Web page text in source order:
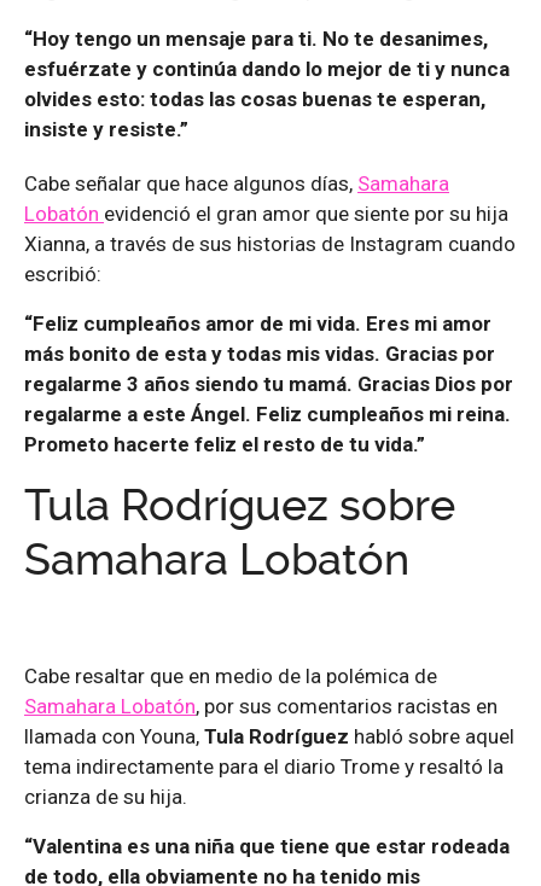
“Hoy tengo un mensaje para ti. No te desanimes,
esfuérzate y continúa dando lo mejor de ti y nunca
olvides esto: todas las cosas buenas te esperan,
insiste y resiste.”
Cabe señalar que hace algunos días, Samahara
Lobatón evidenció el gran amor que siente por su hija
Xianna, a través de sus historias de Instagram cuando
escribió:
“Feliz cumpleaños amor de mi vida. Eres mi amor
más bonito de esta y todas mis vidas. Gracias por
regalarme 3 años siendo tu mamá. Gracias Dios por
regalarme a este Ángel. Feliz cumpleaños mi reina.
Prometo hacerte feliz el resto de tu vida.”
Tula Rodríguez sobre
Samahara Lobatón
Cabe resaltar que en medio de la polémica de
Samahara Lobatón, por sus comentarios racistas en
llamada con Youna, Tula Rodríguez habló sobre aquel
tema indirectamente para el diario Trome y resaltó la
crianza de su hija.
“Valentina es una niña que tiene que estar rodeada
de todo, ella obviamente no ha tenido mis